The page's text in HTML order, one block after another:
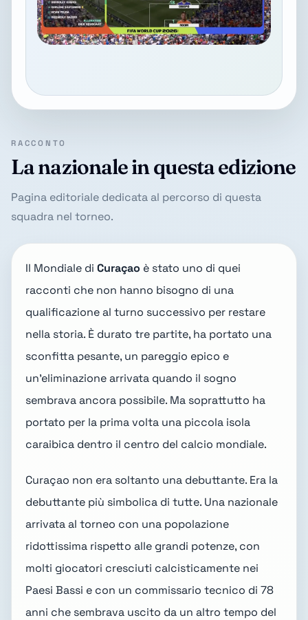
RACCONTO
La nazionale in questa edizione
Pagina editoriale dedicata al percorso di questa
squadra nel torneo.
Il Mondiale di Curaçao è stato uno di quei
racconti che non hanno bisogno di una
qualificazione al turno successivo per restare
nella storia. È durato tre partite, ha portato una
sconfitta pesante, un pareggio epico e
un'eliminazione arrivata quando il sogno
sembrava ancora possibile. Ma soprattutto ha
portato per la prima volta una piccola isola
caraibica dentro il centro del calcio mondiale.
Curaçao non era soltanto una debuttante. Era la
debuttante più simbolica di tutte. Una nazionale
arrivata al torneo con una popolazione
ridottissima rispetto alle grandi potenze, con
molti giocatori cresciuti calcisticamente nei
Paesi Bassi e con un commissario tecnico di 78
anni che sembrava uscito da un altro tempo del